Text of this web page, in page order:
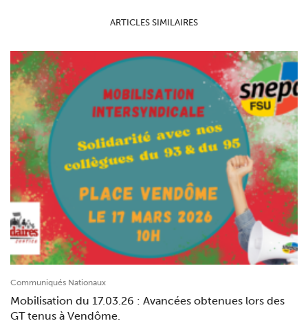
ARTICLES SIMILAIRES
Communiqués Nationaux
Mobilisation du 17.03.26 : Avancées obtenues lors des
GT tenus à Vendôme.